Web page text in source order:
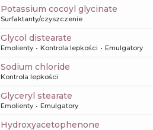
potassium cocoyl glycinate
Surfaktanty/czyszczenie
glycol distearate
Emolienty Kontrola lepkości Emulgatory
sodium chloride
Kontrola lepkości
glyceryl stearate
Emolienty Emulgatory
Hydroxyacetophenone